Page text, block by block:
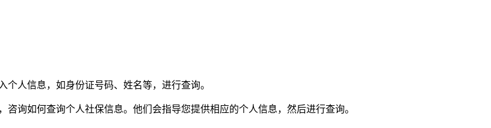
人信息，如身份证号码、姓名等，进行查询。
询如何查询个人社保信息。他们会指导您提供相应的个人信息，然后进行查询。